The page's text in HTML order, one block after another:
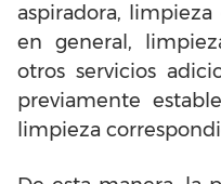
aspiradora,
en general,
otros servicios
previamente
limpieza